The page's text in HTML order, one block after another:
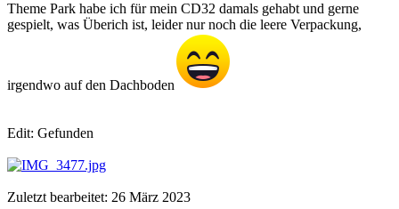
Theme Park habe ich für mein CD32 damals gehabt und gerne
gespielt, was Überich ist, leider nur noch die leere Verpackung,
irgendwo auf den Dachboden
Edit: Gefunden
Zuletzt bearbeitet: 26 März 2023